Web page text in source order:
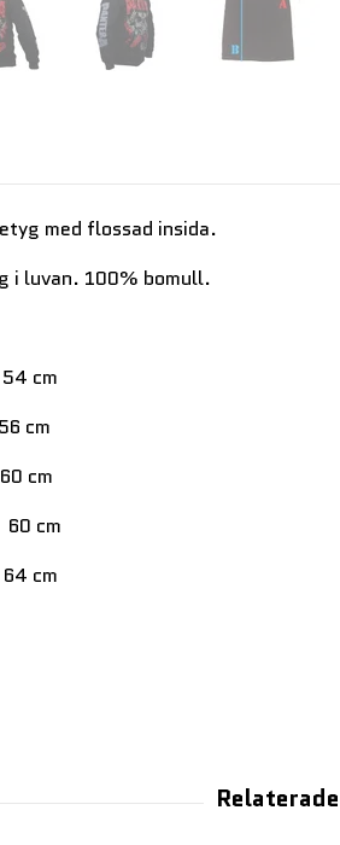
med flossad insida.
i luvan. 100% bomull.
54 cm
56 cm
60 cm
60 cm
64 cm